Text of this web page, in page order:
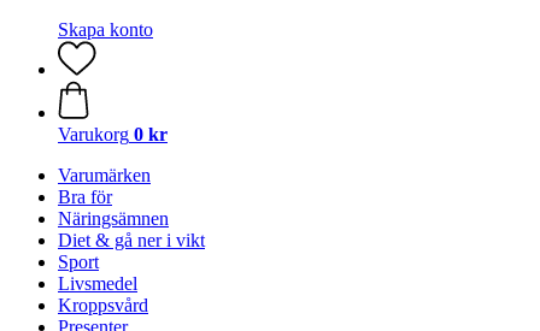
Skapa konto
Varukorg 0 kr
Varumärken
Bra för
Näringsämnen
Diet & gå ner i vikt
Sport
Livsmedel
Kroppsvård
Presenter